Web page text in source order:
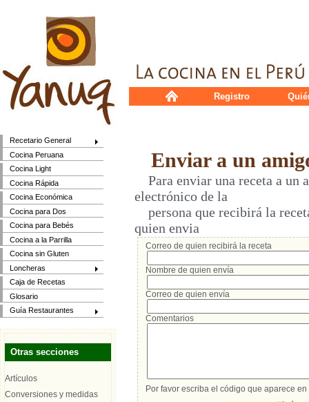
Recetario General
Cocina Peruana
Cocina Light
Cocina Rápida
Cocina Económica
Cocina para Dos
Cocina para Bebés
Cocina a la Parrilla
Cocina sin Gluten
Loncheras
Caja de Recetas
Glosario
Guía Restaurantes
Otras secciones
Artículos
Conversiones y medidas
Registro
Enviar a un
Para enviar una receta a un
electrónico de la
persona que recibirá la
quien envia
Correo de quien recibirá la receta
Nombre de quien envía
Correo de quien envía
Comentarios
Por favor escriba el código que aparece en